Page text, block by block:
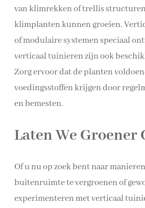
van klimrekken of trellis
klimplanten kunnen groeien.
of modulaire systemen speciaal
verticaal tuinieren zijn ook
Zorg ervoor dat de planten
voedingsstoffen krijgen door
en bemesten.
Laten We Groener
Of u nu op zoek bent naar
buitenruimte te vergroenen of
experimenteren met verticaal